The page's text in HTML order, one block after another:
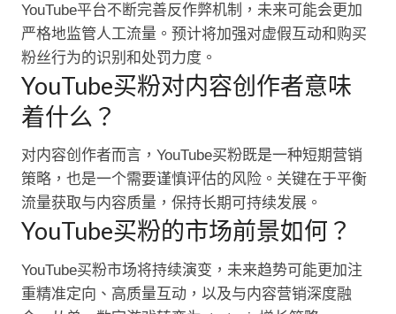
YouTube平台不断完善反作弊机制，未来可能会更加
严格地监管人工流量。预计将加强对虚假互动和购买
粉丝行为的识别和处罚力度。
YouTube买粉对内容创作者意味
着什么？
对内容创作者而言，YouTube买粉既是一种短期营销
策略，也是一个需要谨慎评估的风险。关键在于平衡
流量获取与内容质量，保持长期可持续发展。
YouTube买粉的市场前景如何？
YouTube买粉市场将持续演变，未来趋势可能更加注
重精准定向、高质量互动，以及与内容营销深度融